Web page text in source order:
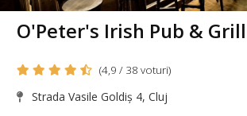
O'Peter's Irish Pub & Grill
(4,9 / 38 voturi)
Strada Vasile Goldiș 4, Cluj